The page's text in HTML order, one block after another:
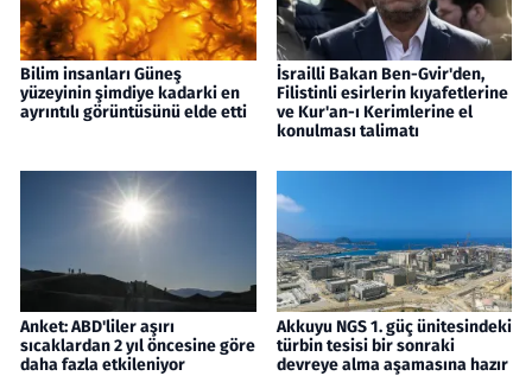
Bilim insanları Güneş
yüzeyinin şimdiye kadarki en
ayrıntılı görüntüsünü elde etti
İsrailli Bakan Ben-Gvir'den,
Filistinli esirlerin kıyafetlerine
ve Kur'an-ı Kerimlerine el
konulması talimatı
Anket: ABD'liler aşırı
sıcaklardan 2 yıl öncesine göre
daha fazla etkileniyor
Akkuyu NGS 1. güç ünitesindeki
türbin tesisi bir sonraki
devreye alma aşamasına hazır